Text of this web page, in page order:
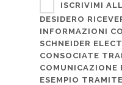
ISCRIVIMI
DESIDERO
INFORMAZIONI
SCHNEIDER
CONSOCIATE
COMUNICAZIONE
ESEMPIO